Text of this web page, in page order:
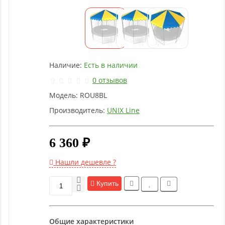
Детское
оборудование
Рукоятки
и
фитнес
Гимнастическое
Функциональный
тренинг
Наличие: Есть в наличии
0 отзывов
Модель: ROU8BL
Производитель: UNIX Line
6 360 ₽
Нашли дешевле ?
Купить
Общие характеристики